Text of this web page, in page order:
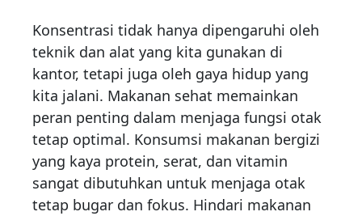
Konsentrasi tidak hanya dipengaruhi oleh
teknik dan alat yang kita gunakan di
kantor, tetapi juga oleh gaya hidup yang
kita jalani. Makanan sehat memainkan
peran penting dalam menjaga fungsi otak
tetap optimal. Konsumsi makanan bergizi
yang kaya protein, serat, dan vitamin
sangat dibutuhkan untuk menjaga otak
tetap bugar dan fokus. Hindari makanan